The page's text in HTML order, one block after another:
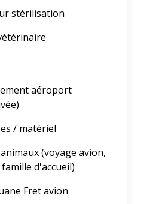
stérilisation
aéroport
/ matériel
(voyage avion,
d'accueil)
Fret avion